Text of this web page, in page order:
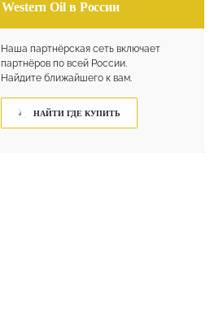
Western Oil в России
Наша партнёрская сеть включает
партнёров по всей России.
Найдите ближайшего к вам.
НАЙТИ ГДЕ КУПИТЬ